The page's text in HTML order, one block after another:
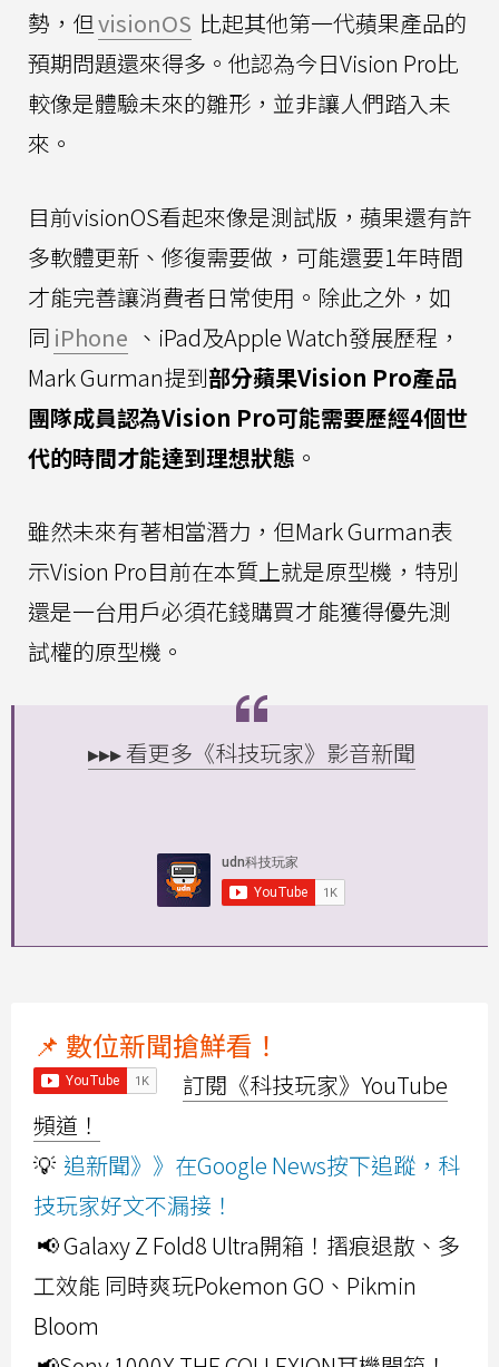
勢，但visionOS 比起其他第一代蘋果產品的
預期問題還來得多。他認為今日Vision Pro比
較像是體驗未來的雛形，並非讓人們踏入未
來。
目前visionOS看起來像是測試版，蘋果還有許
多軟體更新、修復需要做，可能還要1年時間
才能完善讓消費者日常使用。除此之外，如
同 iPhone 、iPad及Apple Watch發展歷程，
Mark Gurman提到部分蘋果Vision Pro產品
團隊成員認為Vision Pro可能需要歷經4個世
代的時間才能達到理想狀態 。
雖然未來有著相當潛力，但Mark Gurman表
示Vision Pro目前在本質上就是原型機，特別
還是一台用戶必須花錢購買才能獲得優先測
試權的原型機。
▸▸▸ 看更多《科技玩家》影音新聞
📌 數位新聞搶鮮看！
訂閱《科技玩家》YouTube
頻道！
💡 追新聞》》在Google News按下追蹤，科
技玩家好文不漏接！
📢 Galaxy Z Fold8 Ultra開箱！摺痕退散、多
工效能 同時爽玩Pokemon GO、Pikmin
Bloom